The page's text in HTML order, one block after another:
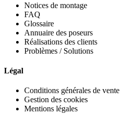
Notices de montage
FAQ
Glossaire
Annuaire des poseurs
Réalisations des clients
Problèmes / Solutions
Légal
Conditions générales de vente
Gestion des cookies
Mentions légales